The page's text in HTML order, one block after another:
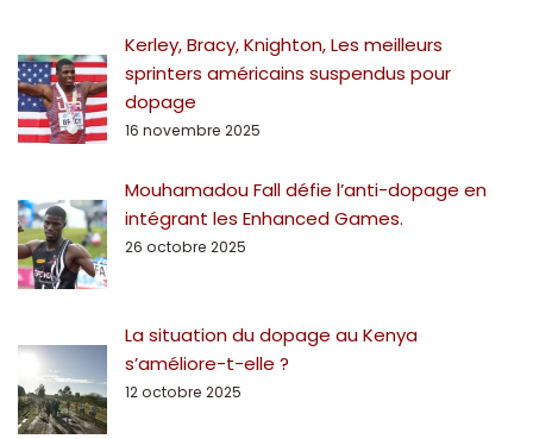
Kerley, Bracy, Knighton, Les meilleurs
sprinters américains suspendus pour
dopage
16 novembre 2025
Mouhamadou Fall défie l’anti-dopage en
intégrant les Enhanced Games.
26 octobre 2025
La situation du dopage au Kenya
s’améliore-t-elle ?
12 octobre 2025